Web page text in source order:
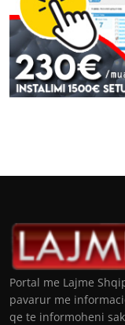
Portal me Lajme
pavarur me
qe te informoheni